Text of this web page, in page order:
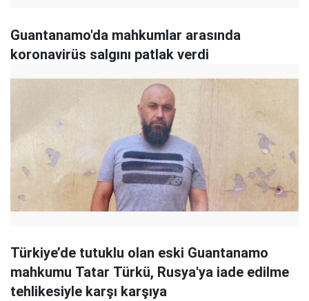
Guantanamo'da mahkumlar arasında
koronavirüs salgını patlak verdi
Türkiye’de tutuklu olan eski Guantanamo
mahkumu Tatar Türkü, Rusya'ya iade edilme
tehlikesiyle karşı karşıya